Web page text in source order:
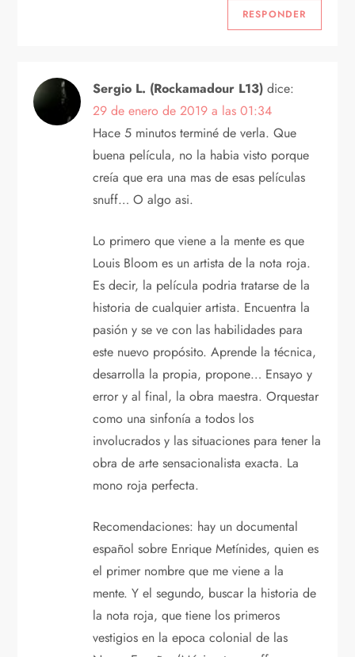
RESPONDER
Sergio L. (Rockamadour L13) dice:
29 de enero de 2019 a las 01:34
Hace 5 minutos terminé de verla. Que
buena película, no la habia visto porque
creía que era una mas de esas películas
snuff… O algo asi.
Lo primero que viene a la mente es que
Louis Bloom es un artista de la nota roja.
Es decir, la película podria tratarse de la
historia de cualquier artista. Encuentra la
pasión y se ve con las habilidades para
este nuevo propósito. Aprende la técnica,
desarrolla la propia, propone… Ensayo y
error y al final, la obra maestra. Orquestar
como una sinfonía a todos los
involucrados y las situaciones para tener la
obra de arte sensacionalista exacta. La
mono roja perfecta.
Recomendaciones: hay un documental
español sobre Enrique Metínides, quien es
el primer nombre que me viene a la
mente. Y el segundo, buscar la historia de
la nota roja, que tiene los primeros
vestigios en la epoca colonial de las